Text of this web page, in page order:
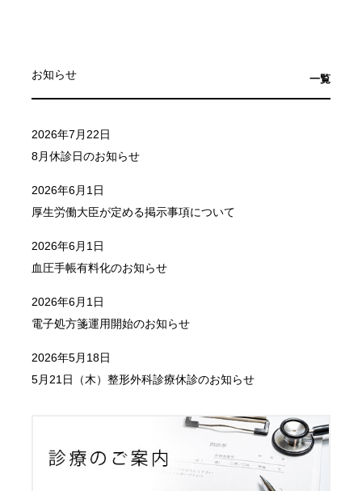
お知らせ 一覧
2026年7月22日
8月休診日のお知らせ
2026年6月1日
厚生労働大臣が定める掲示事項について
2026年6月1日
血圧手帳有料化のお知らせ
2026年6月1日
電子処方箋運用開始のお知らせ
2026年5月18日
5月21日（木）整形外科診療休診のお知らせ